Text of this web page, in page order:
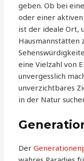
geben. Ob bei
oder einer
ist der ideale Ort,
Hausmannstätten
eine Vielzahl von
unvergesslich
unverzichtbares
in der Natur
Der